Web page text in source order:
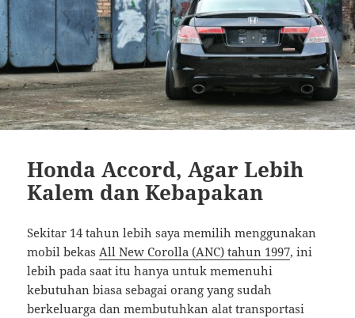
Honda Accord, Agar Lebih
Kalem dan Kebapakan
Sekitar 14 tahun lebih saya memilih menggunakan
mobil bekas All New Corolla (ANC) tahun 1997, ini
lebih pada saat itu hanya untuk memenuhi
kebutuhan biasa sebagai orang yang sudah
berkeluarga dan membutuhkan alat transportasi